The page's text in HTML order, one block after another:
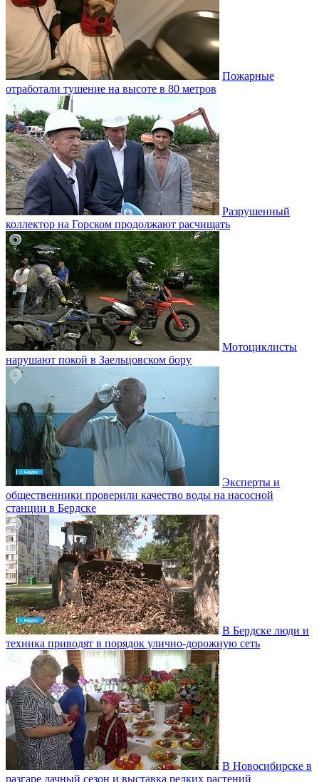
Пожарные
отработали тушение на высоте в 80 метров
Разрушенный
коллектор на Горском продолжают расчищать
Мотоциклисты
нарушают покой в Заельцовском бору
Эксперты и
общественники проверили качество воды на насосной
станции в Бердске
В Бердске люди и
техника приводят в порядок улично‑дорожную сеть
В Новосибирске в
разгаре дачный сезон и выставка редких растений